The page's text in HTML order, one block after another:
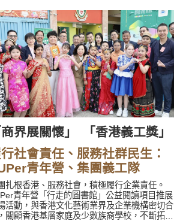
商界展關懷」
「香港義工獎」
社會責任、服務社群民生：
青年營、集團義工隊
扎根香港、服務社會，積極履行企業責任。
青年營「行走的圖書館」公益閱讀項目推展
活動，與香港文化藝術業界及企業機構密切合
關顧香港基層家庭及少數族裔學校，不斷拓展